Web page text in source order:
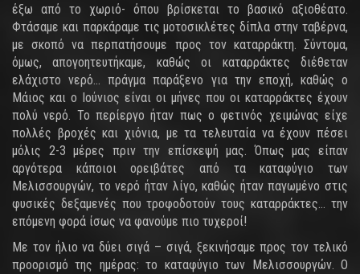
έξω από το χωριό- όπου βρίσκεται το βασικό αξιοθέατο.
Φτάσαμε και παρκάραμε τις μοτοσικλέτες δίπλα στην ταβέρνα,
με σκοπό να περπατήσουμε προς τον καταρράκτη. Σύντομα,
όμως, απογοητευτήκαμε, καθώς οι καταρράκτες διέθεταν
ελάχιστο νερό... πράγμα παράξενο για την εποχή, καθώς ο
Μάιος και ο Ιούνιος είναι οι μήνες που οι καταρράκτες έχουν
πολύ νερό. Το περίεργο ήταν πως ο φετινός χειμώνας είχε
πολλές βροχές και χιόνια, με τα τελευταία να έχουν πέσει
μόλις 2-3 μέρες πριν την επίσκεψή μας. Όπως μας είπαν
αργότερα κάποιοι ορειβάτες από τα καταφύγιο των
Μελισσουργών, το νερό ήταν λίγο, καθώς ήταν παγωμένο στις
φυσικές δεξαμενές που τροφοδοτούν τους καταρράκτες... την
επόμενη φορά ίσως να φανούμε πιο τυχεροί!
Με τον ήλιο να δύει σιγά – σιγά, ξεκινήσαμε προς τον τελικό
προορισμό της ημέρας: το καταφύγιο των Μελισσουργών. Ο